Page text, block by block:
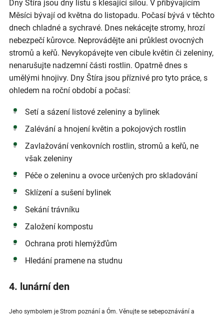
Dny Štíra jsou dny listu s klesající silou. V přibývajícím
Měsíci bývají od května do listopadu. Počasí bývá v těchto
dnech chladné a sychravé. Dnes nekácejte stromy, hrozí
nebezpečí kůrovce. Neprovádějte ani průklest ovocných
stromů a keřů. Nevykopávejte ven cibule květin či zeleniny,
nenarušujte nadzemní části rostlin. Opatrně dnes s
umělými hnojivy. Dny Štíra jsou příznivé pro tyto práce, s
ohledem na roční období a počasí:
Setí a sázení listové zeleniny a bylinek
Zalévání a hnojení květin a pokojových rostlin
Zavlažování venkovních rostlin, stromů a keřů, ne
však zeleniny
Péče o zeleninu a ovoce určených pro skladování
Sklízení a sušení bylinek
Sekání trávníku
Založení kompostu
Ochrana proti hlemýžďům
Hledání pramene na studnu
4. lunární den
Jeho symbolem je Strom poznání a Óm. Věnujte se sebepoznávání a